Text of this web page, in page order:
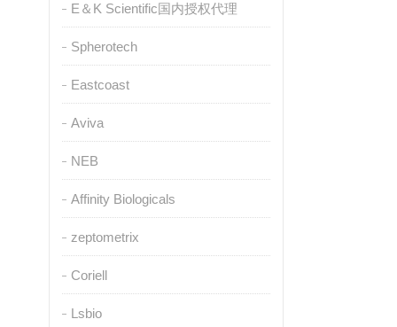
E＆K Scientific国内授权代理
Spherotech
Eastcoast
Aviva
NEB
Affinity Biologicals
zeptometrix
Coriell
Lsbio